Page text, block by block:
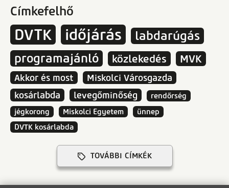
Címkefelhő
DVTK időjárás
labdarúgás
programajánló
közlekedés MVK
Akkor és most
Miskolci Városgazda
kosárlabda
levegőminőség
rendőrség
jégkorong
Miskolci Egyetem
ünnep
DVTK kosárlabda
TOVÁBBI CÍMKÉK